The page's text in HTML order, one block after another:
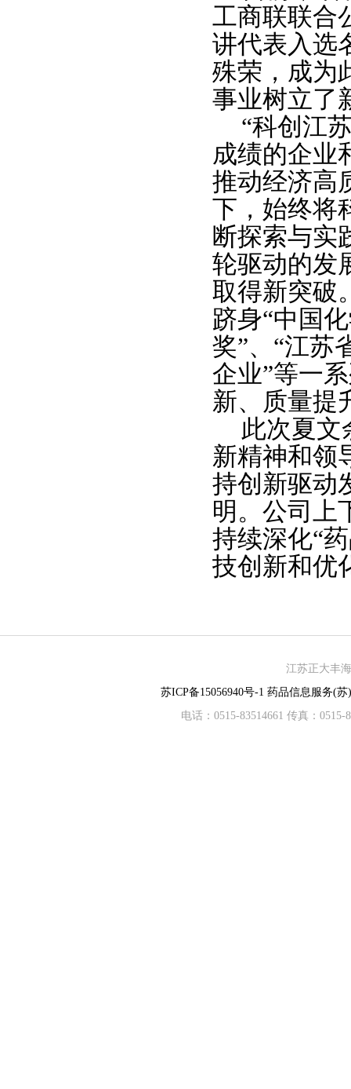
工商联联合
讲代表入选
殊荣，成为
事业树立了
“科创江
成绩的企业
推动经济高
下，始终将
断探索与实
轮驱动的发
取得新突破
跻身“中国
奖”、“江苏
企业”等一
新、质量提
此次夏文
新精神和领
持创新驱动
明。公司上
持续深化“
技创新和优
江苏正大丰
苏ICP备15056940号-1 药品信息服务(苏
电话：0515-83514661 传真：